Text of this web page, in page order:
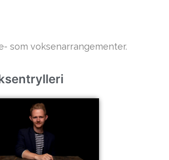
som voksenarrangementer.